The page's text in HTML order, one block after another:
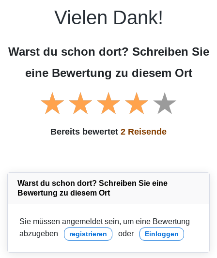
Vielen Dank!
Warst du schon dort? Schreiben Sie
eine Bewertung zu diesem Ort
Bereits bewertet 2 Reisende
Warst du schon dort? Schreiben Sie eine
Bewertung zu diesem Ort
Sie müssen angemeldet sein, um eine Bewertung
abzugeben
registrieren oder Einloggen